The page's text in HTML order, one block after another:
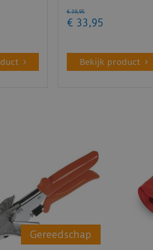
€ 39,95
€ 33 ,95
Bekijk product
Gereedschap